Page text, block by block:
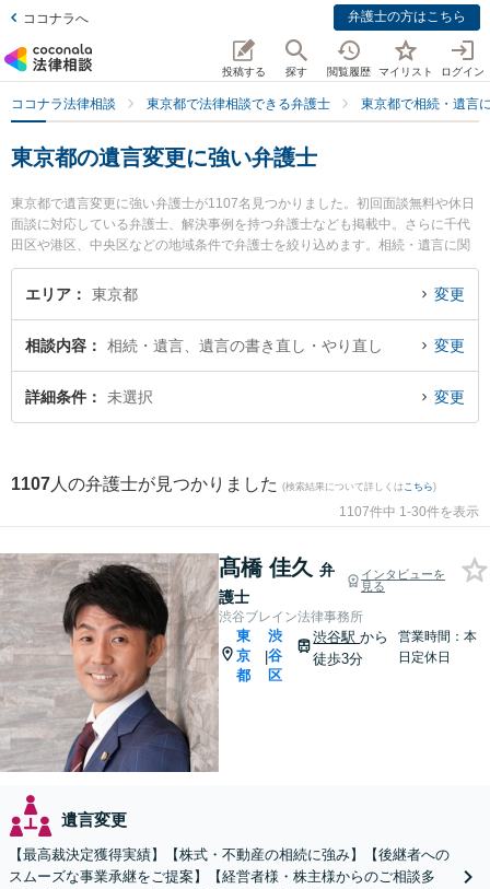
ココナラへ 弁護士の方はこちら
投稿する 探す 閲覧履歴 マイリスト ログイン
ココナラ法律相談 東京都で法律相談できる弁護士 東京都で相続・遺言
東京都の遺言変更に強い弁護士
東京都で遺言変更に強い弁護士が1107名見つかりました。初回面談無料や休日
面談に対応している弁護士、解決事例を持つ弁護士なども掲載中。さらに千代
田区や港区、中央区などの地域条件で弁護士を絞り込めます。相続・遺言に関
係する家族間の相続トラブルや認知症の相続、遺産分割等の細かな分野での絞
り込み検索もでき便利です。特に渋谷ブレイン法律事務所の髙橋 佳久弁護士や
『東京都で土日や夜間に発生した遺言変更のトラブルを今すぐに弁護士に相談
したい』『遺言変更のトラブル解決の実績豊富な近くの弁護士を検索したい』
『初回相談無料で遺言変更を法律相談できる東京都内の弁護士に相談予約した
エリア 東京都 変更
相談内容 相続・遺言、遺言の書き直し・やり直し 変更
詳細条件 未選択 変更
1107 人の弁護士が見つかりました (検索結果について詳しくは こちら)
1107件中 1-30件を表示
髙橋 佳久 弁
護士
インタビューを
見る
渋谷ブレイン法律事務所
東
京
都
|
渋
谷
区
渋谷駅から
徒歩3分
営業時間：本
日定休日
遺言変更
【最高裁決定獲得実績】【株式・不動産の相続に強み】【後継者への
スムーズな事業承継をご提案】【経営者様・株主様からのご相談多